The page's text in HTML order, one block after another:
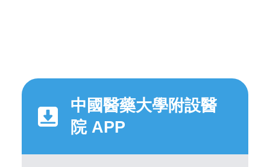
中國醫藥大學附設醫
院 APP